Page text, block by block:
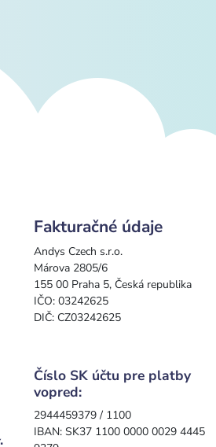
Fakturačné údaje
Andys Czech s.r.o.
Márova 2805/6
155 00 Praha 5, Česká republika
IČO: 03242625
DIČ: CZ03242625
Číslo SK účtu pre platby
vopred:
2944459379 / 1100
IBAN: SK37 1100 0000 0029 4445